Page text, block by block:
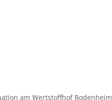
am Wertstoffhof Bodenheim